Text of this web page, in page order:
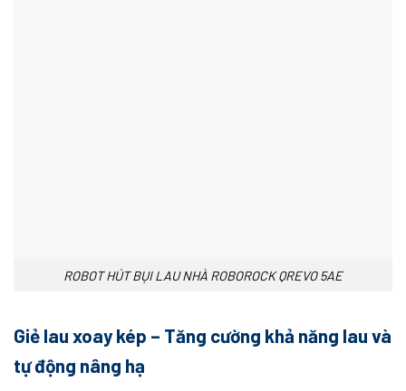
ROBOT HÚT BỤI LAU NHÀ ROBOROCK QREVO 5AE
Giẻ lau xoay kép – Tăng cường khả năng lau và
tự động nâng hạ